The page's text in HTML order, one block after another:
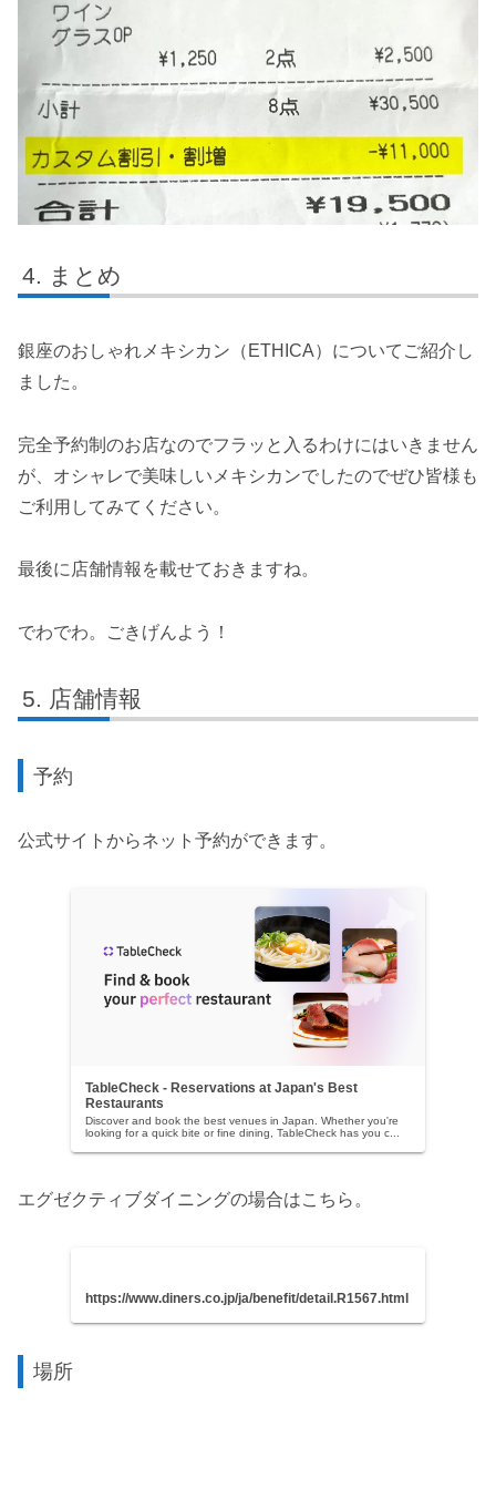
まとめ
銀座のおしゃれメキシカン（ETHICA）についてご紹介し
ました。
完全予約制のお店なのでフラッと入るわけにはいきません
が、オシャレで美味しいメキシカンでしたのでぜひ皆様も
ご利用してみてください。
最後に店舗情報を載せておきますね。
でわでわ。ごきげんよう！
店舗情報
予約
公式サイトからネット予約ができます。
TableCheck - Reservations at Japan's Best
Restaurants
Discover and book the best venues in Japan. Whether you're
looking for a quick bite or fine dining, TableCheck has you c...
エグゼクティブダイニングの場合はこちら。
https://www.diners.co.jp/ja/benefit/detail.R1567.html
場所